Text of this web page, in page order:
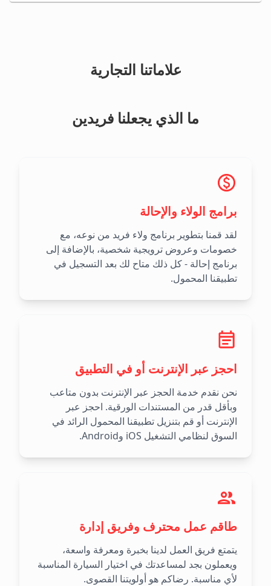
علاماتنا التجارية
ما الذي يجعلنا فريدين
برامج الولاء والإحالة
لقد قمنا بتطوير برنامج ولاء فريد من نوعه، مع
خصومات وعروض ترويجية شخصية، بالإضافة إلى
برنامج إحالة - كل ذلك متاح لك بعد التسجيل في
تطبيقنا المحمول.
احجز عبر الإنترنت أو في التطبيق
نحن نقدم خدمة الحجز عبر الإنترنت بدون متاعب
وبأقل قدر من المستندات الورقية. احجز عبر
الإنترنت أو قم بتنزيل تطبيقنا المحمول الرائد في
السوق لنظامي التشغيل iOS وAndroid.
طاقم عمل محترف وفريق إدارة
يتمتع فريق العمل لدينا بخبرة ومعرفة واسعة،
ويعملون بجد لمساعدتك في اختيار السيارة المناسبة
لأي مناسبة. رضاكم هو أولويتنا القصوى.